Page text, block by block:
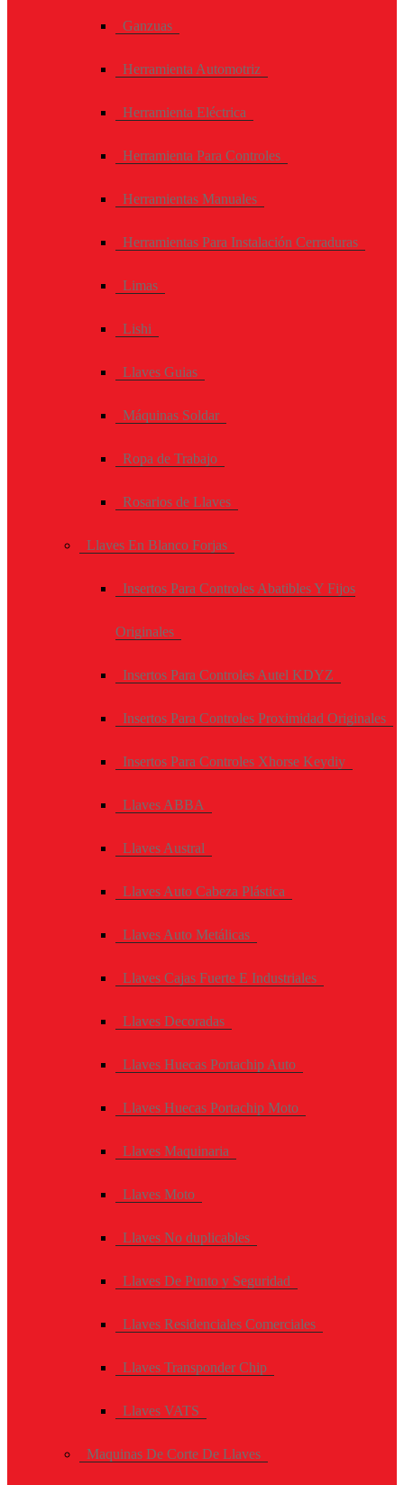
Ganzuas
Herramienta Automotriz
Herramienta Eléctrica
Herramienta Para Controles
Herramientas Manuales
Herramientas Para Instalación Cerraduras
Limas
Lishi
Llaves Guias
Máquinas Soldar
Ropa de Trabajo
Rosarios de Llaves
Llaves En Blanco Forjas
Insertos Para Controles Abatibles Y Fijos
Originales
Insertos Para Controles Autel KDYZ
Insertos Para Controles Proximidad Originales
Insertos Para Controles Xhorse Keydiy
Llaves ABBA
Llaves Austral
Llaves Auto Cabeza Plástica
Llaves Auto Metálicas
Llaves Cajas Fuerte E Industriales
Llaves Decoradas
Llaves Huecas Portachip Auto
Llaves Huecas Portachip Moto
Llaves Maquinaria
Llaves Moto
Llaves No duplicables
Llaves De Punto y Seguridad
Llaves Residenciales Comerciales
Llaves Transponder Chip
Llaves VATS
Maquinas De Corte De Llaves